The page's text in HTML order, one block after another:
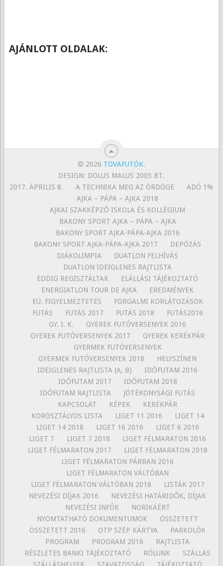
AJÁNLOTT OLDALAK:
© 2026 TOVAFUTÓK.
DESIGN: DOLUS MALUS 2005 BT.
2017. ÁPRILIS 8.
A TECHNIKA MEG AZ ÖRDÖGE
ADÓ 1%
AJKA – PÁPA – AJKA 2018
AJKAI SZAKKÉPZŐ ISKOLA ÉS KOLLÉGIUM
BAKONY SPORT AJKA – PÁPA – AJKA
BAKONY SPORT AJKA-PÁPA-AJKA 2016
BAKONY SPORT AJKA-PÁPA-AJKA 2017
DEPÓZÁS
DIÁKOLIMPIA
DUATLON FELHÍVÁS
DUATLON IDEIGLENES RAJTLISTA
EDDIG REGISZTÁLTAK
ELÁLLÁSI TÁJÉKOZTATÓ
ENERGIATLON TOUR DE AJKA
EREDMÉNYEK
EÜ. FIGYELMEZTETÉS
FORGALMI KORLÁTOZÁSOK
FUTÁS
FUTÁS 2017 FUTÁS 2018
FUTÁS2016
GY. I. K.
GYEREK FUTÓVERSENYEK 2016
GYEREK FUTÓVERSENYEK 2017
GYEREK KERÉKPÁR
GYERMEK FUTÓVERSENYEK
GYERMEK FUTÓVERSENYEK 2018
HELYSZÍNEN
IDEIGLENES RAJTLISTA (A, B)
IDŐFUTAM 2016
IDŐFUTAM 2017
IDŐFUTAM 2018
IDŐFUTAM RAJTLISTA
JÓTÉKONYSÁGI FUTÁS
KAPCSOLAT
KÉPEK
KERÉKPÁR
KOROSZTÁLYOS LISTA
LIGET 11 2016
LIGET 14
LIGET 14 2018
LIGET 16 2016
LIGET 6 2016
LIGET 7
LIGET 7 2018
LIGET FÉLMARATON 2016
LIGET FÉLMARATON 2017
LIGET FÉLMARATON 2018
LIGET FÉLMARATON PÁRBAN 2016
LIGET FÉLMARATON VÁLTÓBAN
LIGET FÉLMARATON VÁLTÓBAN 2018
LISTÁK 2017
NEVEZÉSI DÍJAK 2016
NEVEZÉSI HATÁRIDŐK, DÍJAK
NEVEZÉSI INFÓK
NORIKÁÉRT
NYOMTATHATÓ DOKUMENTUMOK
ÖSSZETETT
ÖSSZETETT 2016
OTP SZÉP KÁRTYA
PARKOLÓK
PROGRAM
PROGRAM 2016
RAJTLISTA
RÉSZLETES BANKI TÁJÉKOZTATÓ
RÓLUNK
SZÁLLÁS
SZÁLLÁSHELYEK
SZAVATOSSÁG
TÁJÉKOZTATÓ